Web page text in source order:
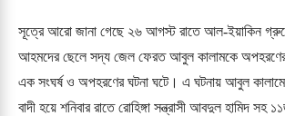
সূত্রে আরো জানা গেছে ২৬ আগস্ট রাতে আল-ইয়াকিন
আহমদের ছেলে সদ্য জেল ফেরত আবুল কালামকে
এক সংঘর্ষ ও অপহরণের ঘটনা ঘটে। এ ঘটনায় আবুল
বাদী হয়ে শনিবার রাতে রোহিঙ্গা সন্ত্রাসী আবদুল হামিদ সহ